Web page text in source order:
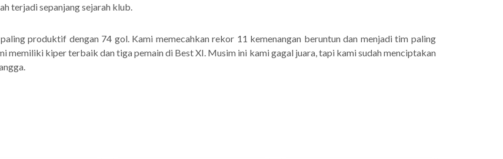
terjadi sepanjang sejarah klub.
produktif dengan 74 gol. Kami memecahkan rekor 11 kemenangan beruntun dan menjadi tim paling
memiliki kiper terbaik dan tiga pemain di Best XI. Musim ini kami gagal juara, tapi kami sudah menciptakan